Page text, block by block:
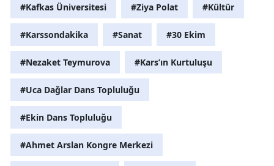
#Kafkas Üniversitesi #Ziya Polat #Kültür
#Karssondakika #Sanat #30 Ekim
#Nezaket Teymurova #Kars’ın Kurtuluşu
#Uca Dağlar Dans Topluluğu
#Ekin Dans Topluluğu
#Ahmet Arslan Kongre Merkezi